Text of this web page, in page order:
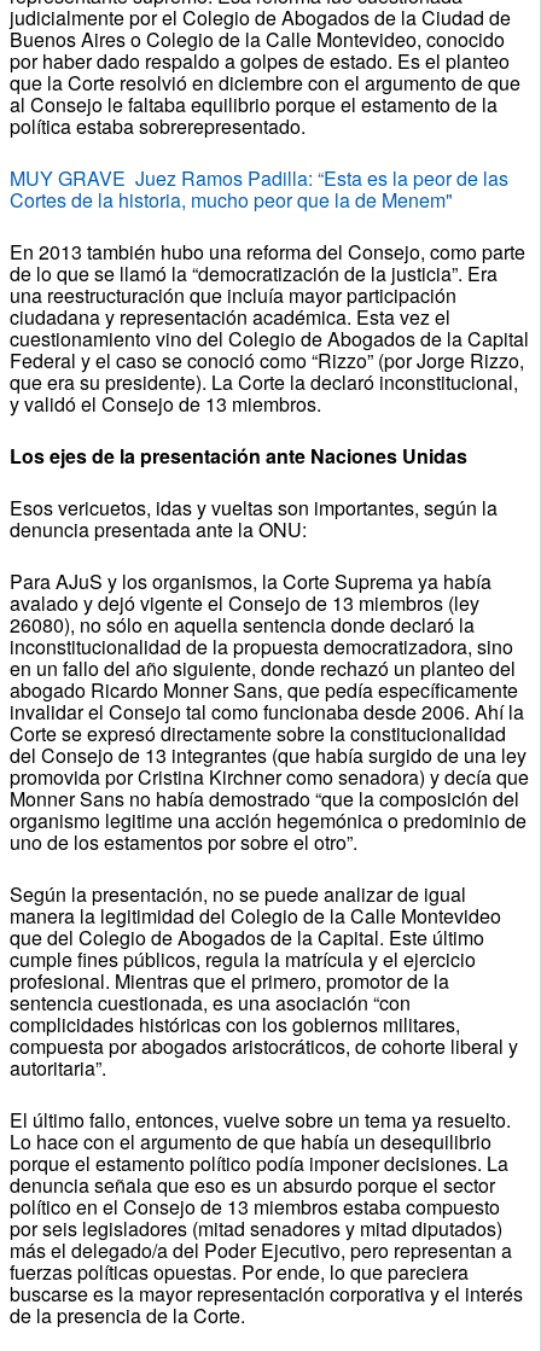
judicialmente por el Colegio de Abogados de la Ciudad de
Buenos Aires o Colegio de la Calle Montevideo, conocido
por haber dado respaldo a golpes de estado. Es el planteo
que la Corte resolvió en diciembre con el argumento de que
al Consejo le faltaba equilibrio porque el estamento de la
política estaba sobrerepresentado.
MUY GRAVE Juez Ramos Padilla: “Esta es la peor de las
Cortes de la historia, mucho peor que la de Menem"
En 2013 también hubo una reforma del Consejo, como parte
de lo que se llamó la “democratización de la justicia”. Era
una reestructuración que incluía mayor participación
ciudadana y representación académica. Esta vez el
cuestionamiento vino del Colegio de Abogados de la Capital
Federal y el caso se conoció como “Rizzo” (por Jorge Rizzo,
que era su presidente). La Corte la declaró inconstitucional,
y validó el Consejo de 13 miembros.
Los ejes de la presentación ante Naciones Unidas
Esos vericuetos, idas y vueltas son importantes, según la
denuncia presentada ante la ONU:
Para AJuS y los organismos, la Corte Suprema ya había
avalado y dejó vigente el Consejo de 13 miembros (ley
26080), no sólo en aquella sentencia donde declaró la
inconstitucionalidad de la propuesta democratizadora, sino
en un fallo del año siguiente, donde rechazó un planteo del
abogado Ricardo Monner Sans, que pedía específicamente
invalidar el Consejo tal como funcionaba desde 2006. Ahí la
Corte se expresó directamente sobre la constitucionalidad
del Consejo de 13 integrantes (que había surgido de una ley
promovida por Cristina Kirchner como senadora) y decía que
Monner Sans no había demostrado “que la composición del
organismo legitime una acción hegemónica o predominio de
uno de los estamentos por sobre el otro”.
Según la presentación, no se puede analizar de igual
manera la legitimidad del Colegio de la Calle Montevideo
que del Colegio de Abogados de la Capital. Este último
cumple fines públicos, regula la matrícula y el ejercicio
profesional. Mientras que el primero, promotor de la
sentencia cuestionada, es una asociación “con
complicidades históricas con los gobiernos militares,
compuesta por abogados aristocráticos, de cohorte liberal y
autoritaria”.
El último fallo, entonces, vuelve sobre un tema ya resuelto.
Lo hace con el argumento de que había un desequilibrio
porque el estamento político podía imponer decisiones. La
denuncia señala que eso es un absurdo porque el sector
político en el Consejo de 13 miembros estaba compuesto
por seis legisladores (mitad senadores y mitad diputados)
más el delegado/a del Poder Ejecutivo, pero representan a
fuerzas políticas opuestas. Por ende, lo que pareciera
buscarse es la mayor representación corporativa y el interés
de la presencia de la Corte.